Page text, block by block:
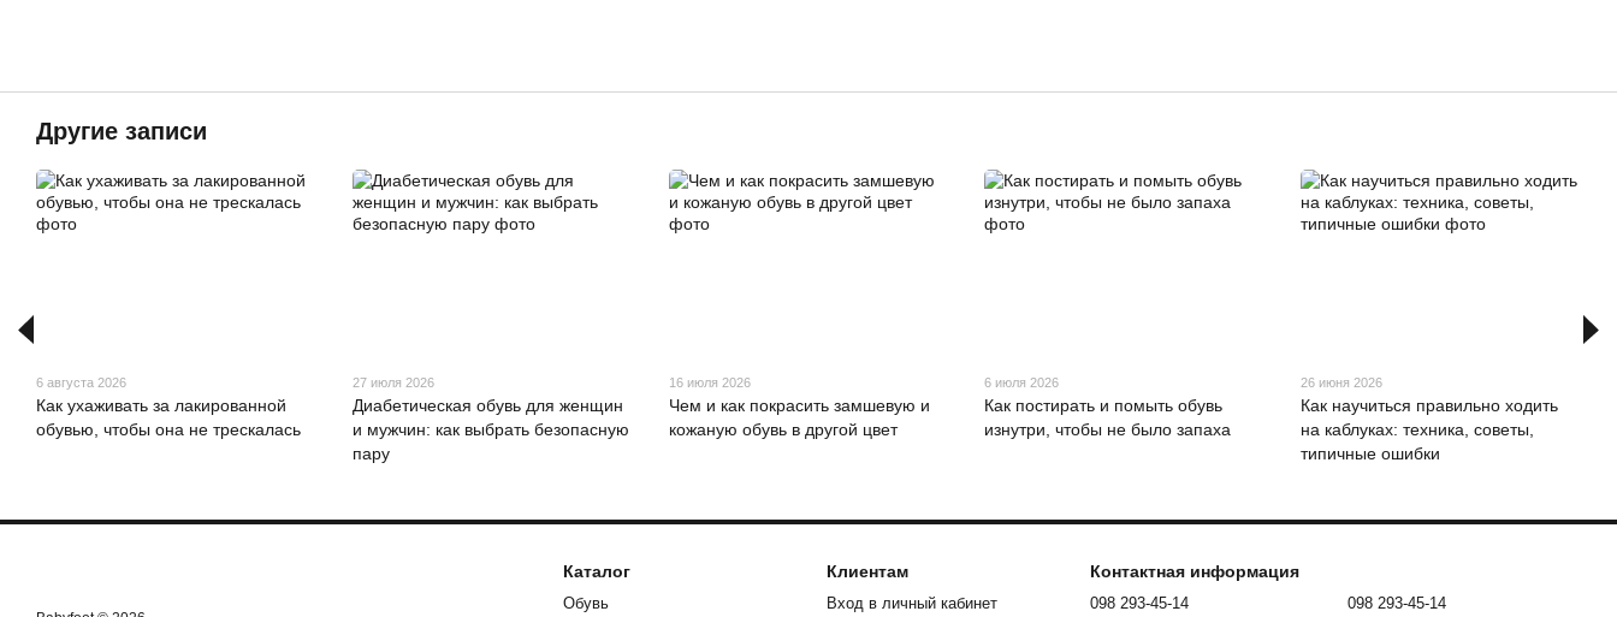
Другие записи
6 августа 2026
Как ухаживать за лакированной
обувью, чтобы она не трескалась
27 июля 2026
Диабетическая обувь для женщин
и мужчин: как выбрать безопасную
пару
16 июля 2026
Чем и как покрасить замшевую и
кожаную обувь в другой цвет
6 июля 2026
Как постирать и помыть обувь
изнутри, чтобы не было запаха
26 июня 2026
Как научиться правильно ходить
на каблуках: техника, советы,
типичные ошибки
Каталог
Обувь
Клиентам
Вход в личный кабинет
Контактная информация
098 293-45-14 098 293-45-14